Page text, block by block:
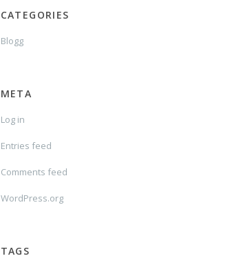
CATEGORIES
Blogg
META
Log in
Entries feed
Comments feed
WordPress.org
TAGS